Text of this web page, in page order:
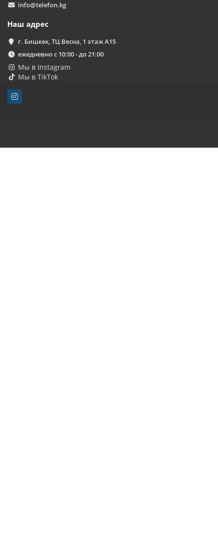
info@telefon.kg
Наш адрес
г. Бишкек, ТЦ Весна, 1 этаж А15
ежедневно с 10:00 - до 21:00
Мы в Instagram
Мы в TikTok